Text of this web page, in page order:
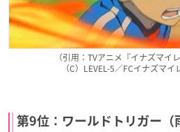
（引用：TVアニメ『イナズマイ
（C）LEVEL-5／FCイナズマ
第9位：ワールドトリガー（